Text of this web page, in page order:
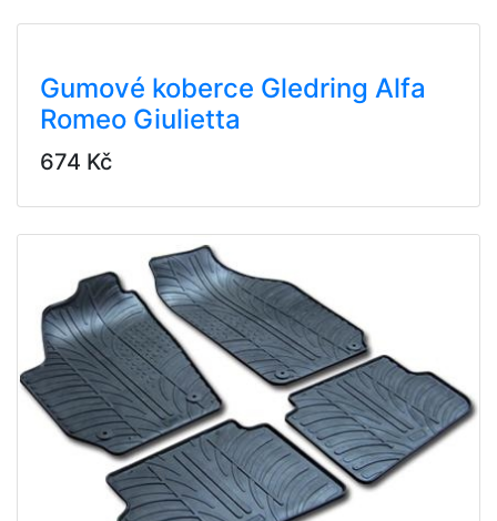
Gumové koberce Gledring Alfa
Romeo Giulietta
674 Kč